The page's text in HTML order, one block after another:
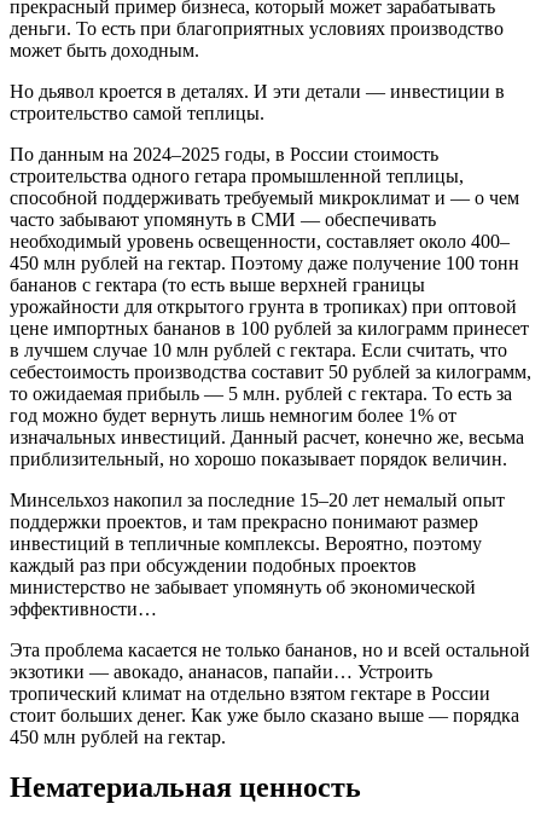
прекрасный пример бизнеса, который может зарабатывать
деньги. То есть при благоприятных условиях производство
может быть доходным.
Но дьявол кроется в деталях. И эти детали — инвестиции в
строительство самой теплицы.
По данным на 2024–2025 годы, в России стоимость
строительства одного гетара промышленной теплицы,
способной поддерживать требуемый микроклимат и — о чем
часто забывают упомянуть в СМИ — обеспечивать
необходимый уровень освещенности, составляет около 400–
450 млн рублей на гектар. Поэтому даже получение 100 тонн
бананов с гектара (то есть выше верхней границы
урожайности для открытого грунта в тропиках) при оптовой
цене импортных бананов в 100 рублей за килограмм принесет
в лучшем случае 10 млн рублей с гектара. Если считать, что
себестоимость производства составит 50 рублей за килограмм,
то ожидаемая прибыль — 5 млн. рублей с гектара. То есть за
год можно будет вернуть лишь немногим более 1% от
изначальных инвестиций. Данный расчет, конечно же, весьма
приблизительный, но хорошо показывает порядок величин.
Минсельхоз накопил за последние 15–20 лет немалый опыт
поддержки проектов, и там прекрасно понимают размер
инвестиций в тепличные комплексы. Вероятно, поэтому
каждый раз при обсуждении подобных проектов
министерство не забывает упомянуть об экономической
эффективности…
Эта проблема касается не только бананов, но и всей остальной
экзотики — авокадо, ананасов, папайи… Устроить
тропический климат на отдельно взятом гектаре в России
стоит больших денег. Как уже было сказано выше — порядка
450 млн рублей на гектар.
Нематериальная ценность